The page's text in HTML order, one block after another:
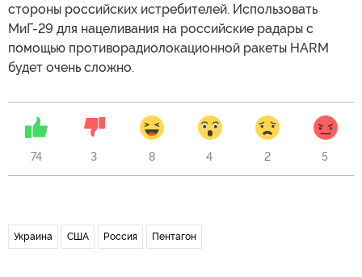
стороны российских истребителей. Использовать
МиГ-29 для нацеливания на российские радары с
помощью противорадиолокационной ракеты HARM
будет очень сложно.
74 3 8 4 2 5
Украина США Россия Пентагон